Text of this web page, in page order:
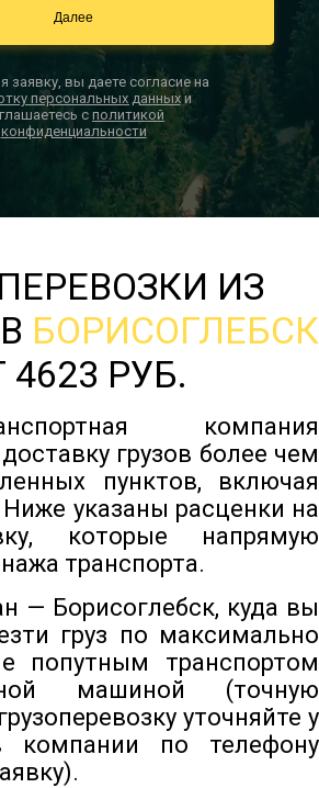
заявку, вы даете согласие на
персональных данныхи
с политикой
конфиденциальности
ИЗ
БОРИСОГЛЕБСК
4623 РУБ.
компания
грузов более чем
пунктов, включая
указаны расценки на
которые напрямую
транспорта.
— Борисоглебск, куда вы
груз по максимально
попутным транспортом
машиной (точную
уточняйте у
компании по телефону